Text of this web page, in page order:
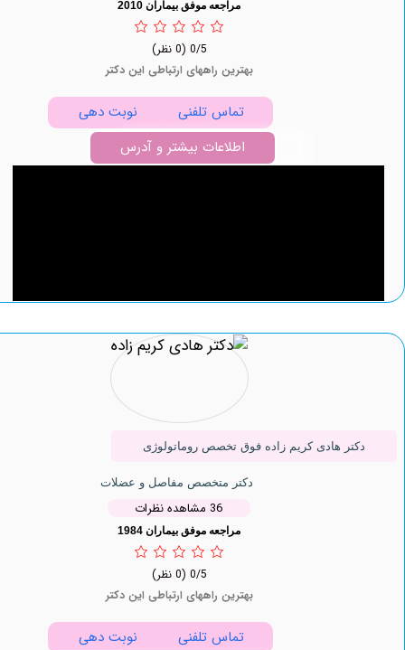
مراجعه موفق بیماران 2010
بهترین راههای ارتباطی این دکتر
تماس تلفنی
نوبت دهی
اطلاعات بیشتر و آدرس
هادی کریم زاده فوق تخصص روماتولوژی
دکتر متخصص مفاصل و عضلات
مراجعه موفق بیماران 1984
بهترین راههای ارتباطی این دکتر
تماس تلفنی
نوبت دهی